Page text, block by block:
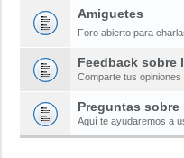
Amiguetes
Foro abierto para
Feedback sobre
Comparte tus
Preguntas sobre
Aquí te ayudaremos a